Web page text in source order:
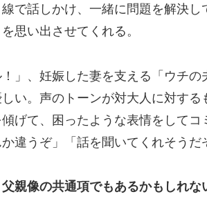
で話しかけ、一緒に問題を解決
思い出させてくれる。
」、妊娠した妻を支える「ウチ
い。声のトーンが対大人に対する
げて、困ったような表情をしてコ
違うぞ」「話を聞いてくれそうだ
親像の共通項でもあるかもしれな